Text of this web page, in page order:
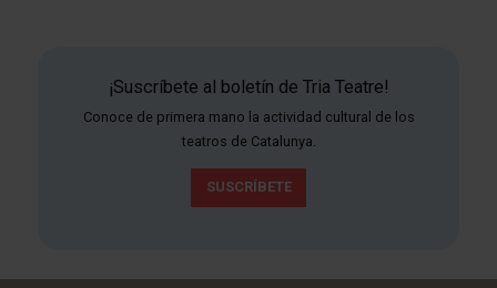
¡Suscríbete al boletín de Tria Teatre!
Conoce de primera mano la actividad cultural de los
teatros de Catalunya.
SUSCRÍBETE